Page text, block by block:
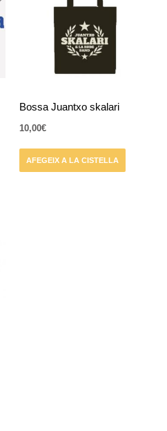
Bossa Juantxo skalari
10,00€
AFEGEIX A LA CISTELLA